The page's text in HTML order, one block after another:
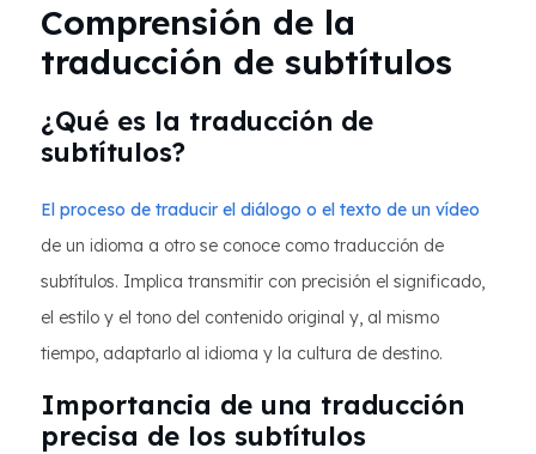
Comprensión de la
traducción de subtítulos
¿Qué es la traducción de
subtítulos?
El proceso de traducir el diálogo o el texto de un vídeo
de un idioma a otro se conoce como traducción de
subtítulos. Implica transmitir con precisión el significado,
el estilo y el tono del contenido original y, al mismo
tiempo, adaptarlo al idioma y la cultura de destino.
Importancia de una traducción
precisa de los subtítulos